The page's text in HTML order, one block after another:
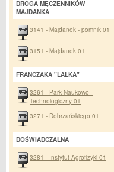
DROGA MĘCZENNIKÓW
MAJDANKA
3141 - Majdanek - pomnik 01
3151 - Majdanek 01
FRANCZAKA "LALKA"
3261 - Park Naukowo -
Technologiczny 01
3271 - Dobrzańskiego 01
DOŚWIADCZALNA
3281 - Instytut Agrofizyki 01